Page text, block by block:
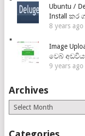
Ubuntu /
Install කර
8 years ago
Image
වෙබ්
9 years ago
Archives
Archives